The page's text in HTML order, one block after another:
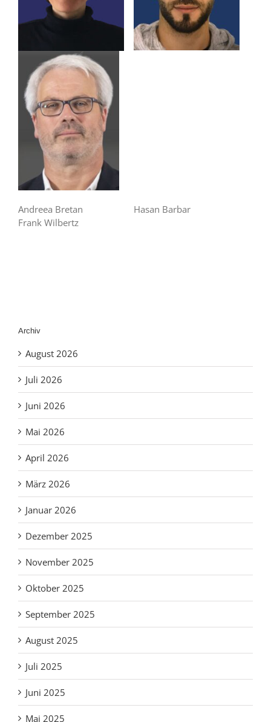
Andreea Bretan Hasan Barbar
Frank Wilbertz
Archiv
August 2026
Juli 2026
Juni 2026
Mai 2026
April 2026
März 2026
Januar 2026
Dezember 2025
November 2025
Oktober 2025
September 2025
August 2025
Juli 2025
Juni 2025
Mai 2025